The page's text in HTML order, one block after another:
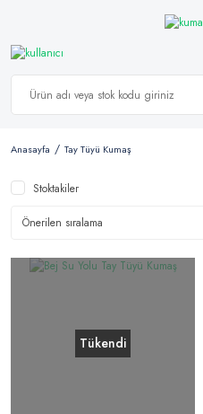
Anasayfa Tay Tüyü Kumaş
Stoktakiler
Tükendi